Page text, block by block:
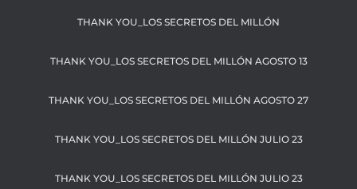
THANK YOU_LOS SECRETOS DEL MILLÓN
THANK YOU_LOS SECRETOS DEL MILLÓN AGOSTO 13
THANK YOU_LOS SECRETOS DEL MILLÓN AGOSTO 27
THANK YOU_LOS SECRETOS DEL MILLÓN JULIO 23
THANK YOU_LOS SECRETOS DEL MILLÓN JULIO 23